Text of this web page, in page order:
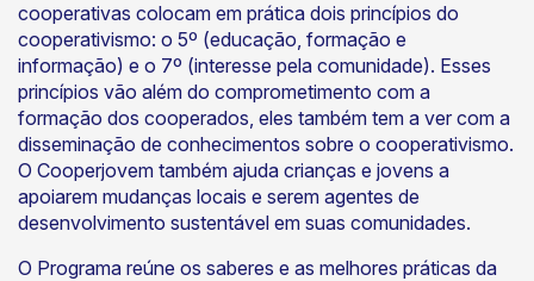
cooperativas colocam em prática dois princípios do
cooperativismo: o 5º (educação, formação e
informação) e o 7º (interesse pela comunidade). Esses
princípios vão além do comprometimento com a
formação dos cooperados, eles também tem a ver com a
disseminação de conhecimentos sobre o cooperativismo.
O Cooperjovem também ajuda crianças e jovens a
apoiarem mudanças locais e serem agentes de
desenvolvimento sustentável em suas comunidades.
O Programa reúne os saberes e as melhores práticas da